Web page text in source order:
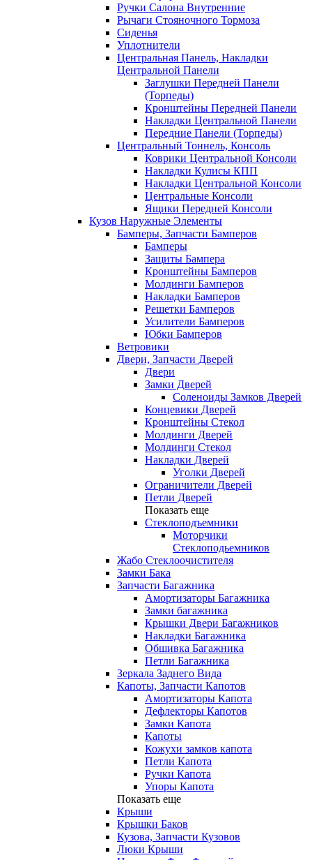
Ручки Салона Внутренние
Рычаги Стояночного Тормоза
Сиденья
Уплотнители
Центральная Панель, Накладки
Центральной Панели
Заглушки Передней Панели
(Торпеды)
Кронштейны Передней Панели
Накладки Центральной Панели
Передние Панели (Торпеды)
Центральный Тоннель, Консоль
Коврики Центральной Консоли
Накладки Кулисы КПП
Накладки Центральной Консоли
Центральные Консоли
Ящики Передней Консоли
Кузов Наружные Элементы
Бамперы, Запчасти Бамперов
Бамперы
Защиты Бампера
Кронштейны Бамперов
Молдинги Бамперов
Накладки Бамперов
Решетки Бамперов
Усилители Бамперов
Юбки Бамперов
Ветровики
Двери, Запчасти Дверей
Двери
Замки Дверей
Соленоиды Замков Дверей
Концевики Дверей
Кронштейны Стекол
Молдинги Дверей
Молдинги Стекол
Накладки Дверей
Уголки Дверей
Ограничители Дверей
Петли Дверей
Показать еще
Стеклоподъемники
Моторчики
Стеклоподьемников
Жабо Стеклоочистителя
Замки Бака
Запчасти Багажника
Амортизаторы Багажника
Замки багажника
Крышки Двери Багажников
Накладки Багажника
Обшивка Багажника
Петли Багажника
Зеркала Заднего Вида
Капоты, Запчасти Капотов
Амортизаторы Капота
Дефлекторы Капотов
Замки Капота
Капоты
Кожухи замков капота
Петли Капота
Ручки Капота
Упоры Капота
Показать еще
Крыши
Крышки Баков
Кузова, Запчасти Кузовов
Люки Крыши